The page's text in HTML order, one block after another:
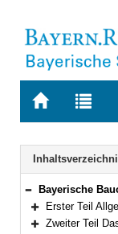
Zur
Zur
Bereich
Bayerische Bauordnung (BayBO)
Bereich erweitern
Erster Teil
Zweiter Teil